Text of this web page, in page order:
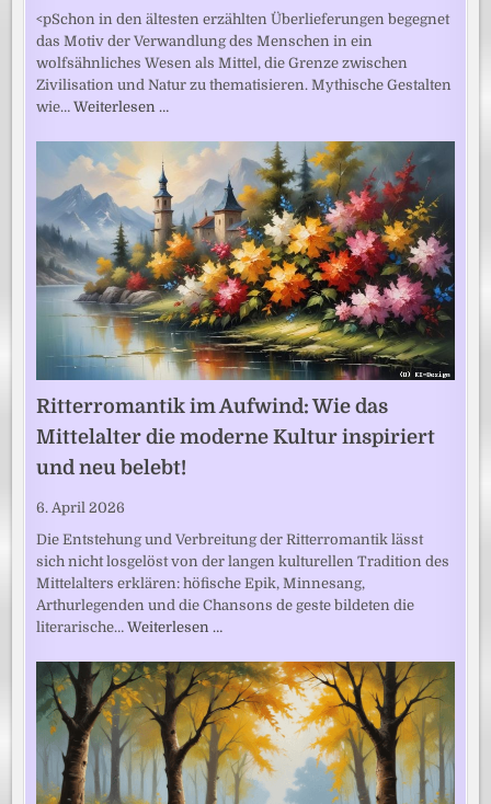
<pSchon in den ältesten erzählten Überlieferungen begegnet
das Motiv der Verwandlung des Menschen in ein
wolfsähnliches Wesen als Mittel, die Grenze zwischen
Zivilisation und Natur zu thematisieren. Mythische Gestalten
wie…Weiterlesen …
Ritterromantik im Aufwind: Wie das
Mittelalter die moderne Kultur inspiriert
und neu belebt!
6. April 2026
Die Entstehung und Verbreitung der Ritterromantik lässt
sich nicht losgelöst von der langen kulturellen Tradition des
Mittelalters erklären: höfische Epik, Minnesang,
Arthurlegenden und die Chansons de geste bildeten die
literarische…Weiterlesen …